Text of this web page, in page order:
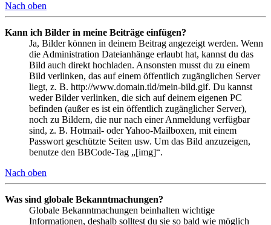
Nach oben
Kann ich Bilder in meine Beiträge einfügen?
Ja, Bilder können in deinem Beitrag angezeigt werden. Wenn
die Administration Dateianhänge erlaubt hat, kannst du das
Bild auch direkt hochladen. Ansonsten musst du zu einem
Bild verlinken, das auf einem öffentlich zugänglichen Server
liegt, z. B. http://www.domain.tld/mein-bild.gif. Du kannst
weder Bilder verlinken, die sich auf deinem eigenen PC
befinden (außer es ist ein öffentlich zugänglicher Server),
noch zu Bildern, die nur nach einer Anmeldung verfügbar
sind, z. B. Hotmail- oder Yahoo-Mailboxen, mit einem
Passwort geschützte Seiten usw. Um das Bild anzuzeigen,
benutze den BBCode-Tag „[img]“.
Nach oben
Was sind globale Bekanntmachungen?
Globale Bekanntmachungen beinhalten wichtige
Informationen, deshalb solltest du sie so bald wie möglich